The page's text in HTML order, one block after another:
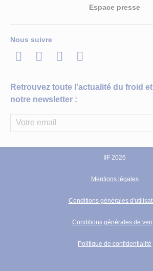
Espace presse
Nous suivre
LinkedInTwitterFacebook
Youtube
Retrouvez toute l'actualité du froid
notre newsletter :
IIF 2026
Mentions légales
Conditions générales
Conditions générales de
Politique de confidentialité